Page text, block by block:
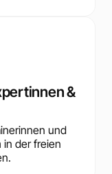
&
und
in der freien